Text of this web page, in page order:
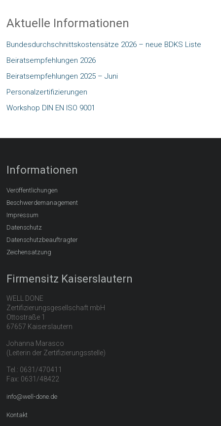
Aktuelle Informationen
Bundesdurchschnittskostensätze 2026 – neue BDKS Liste
Beiratsempfehlungen 2026
Beiratsempfehlungen 2025 – Juni
Personalzertifizierungen
Workshop DIN EN ISO 9001
Informationen
Veröffentlichungen
Beschwerdemanagement
Impressum
Datenschutz
Datenschutzbeauftragter
Zeichensatzung
Firmensitz Kaiserslautern
WELL DONE
Zertifizierungsgesellschaft mbH
Ottostraße 1
67657 Kaiserslautern
Johanna Marasco
(Leiterin der Zertifizierungsstelle)
Tel.: 0631/470411
Fax: 0631/48422
info@well-done.de
Kontakt